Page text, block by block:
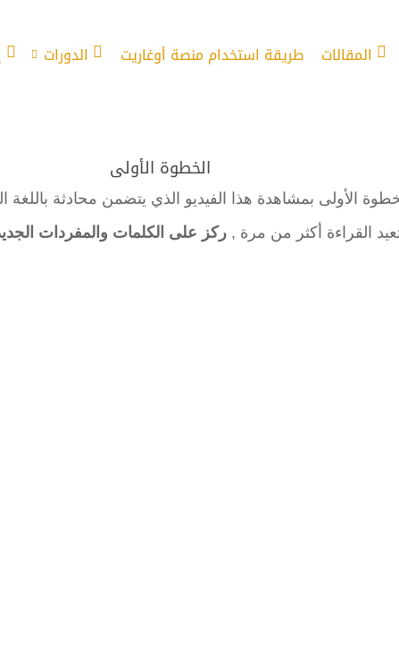
المقالات طريقة استخدام منصة أوغاريت الدورات
الخطوة الأولى
الأولى بمشاهدة هذا الفيديو الذي يتضمن محادثة
القراءة أكثر من مرة ,ركز على الكلمات والمفردات